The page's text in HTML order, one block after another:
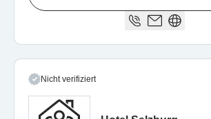
Nicht verifiziert